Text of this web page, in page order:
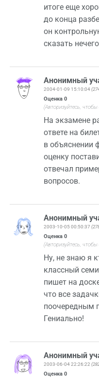
итоге еще
до конца
он
сказать
Анонимный
2004-01-09 15:10:04
Оценка 0
(Авторизуйтесь, чтобы
На экзамене
ответе на
в объяснении
оценку
отвечал
вопросов.
Анонимный
2003-10-05 00:50:37
Оценка 0
(Авторизуйтесь, чтобы
Ну, не знаю я
классный
пишет на
что все
поочередным
Гениально!
Анонимный
2003-06-04 22:26:22
Оценка 0